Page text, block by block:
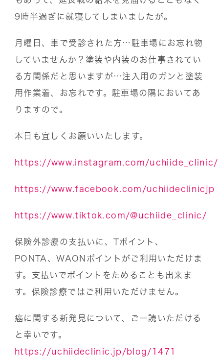
9時半過ぎに就寝してしまいましたが。
月曜日、車で受診された方…駐車場にお忘れ物
していませんか？塗装や内装のお仕事されてい
る方関係だと思いますが…注入用のガンと塗装
用作業着、お忘れです。駐車場の隅においてあ
りますので。
本日も宜しくお願いいたします。
https://www.instagram.com/uchiide_clinic/
https://www.facebook.com/uchiideclinicjp
https://www.tiktok.com/@uchiide_clinic/
保険外診療の支払いに、Tポイント、
PONTA、WAONポイントがご利用いただけま
す。支払いでポイントをためることも出来ま
す。保険診療ではご利用いただけません。
癌に関する新発見について、ご一読いただける
と幸いです。
https://uchiideclinic.jp/blog/1471